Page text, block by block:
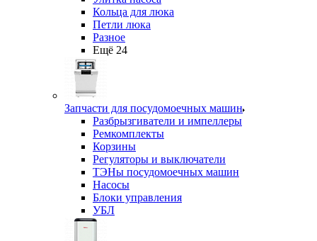
Кольца для люка
Петли люка
Разное
Ещё 24
Запчасти для посудомоечных машин
Разбрызгиватели и импеллеры
Ремкомплекты
Корзины
Регуляторы и выключатели
ТЭНы посудомоечных машин
Насосы
Блоки управления
УБЛ